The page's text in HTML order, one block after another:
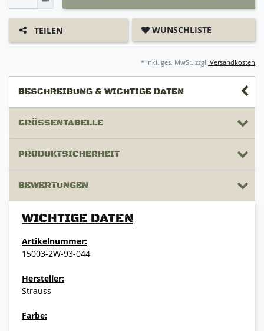
TEILEN WUNSCHLISTE
* inkl. ges. MwSt. zzgl. Versandkosten
BESCHREIBUNG & WICHTIGE DATEN
GRÖSSENTABELLE
PRODUKTSICHERHEIT
BEWERTUNGEN
WICHTIGE DATEN
Artikelnummer:
15003-2W-93-044
Hersteller:
Strauss
Farbe: